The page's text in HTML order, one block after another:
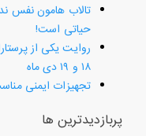
تالاب هامون نفس
حیاتی است!
روایت یکی از
تجهیزات ایمنی
پربازدیدترین ها